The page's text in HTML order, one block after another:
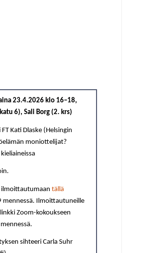
23.4.2026 klo 16–18,
6), Sali Borg (2. krs)
Kati Dlaske (Helsingin
moniottelijat?
ilmoittautumaan tällä
mennessä. Ilmoittautuneille
Zoom-kokoukseen
sihteeri Carla Suhr